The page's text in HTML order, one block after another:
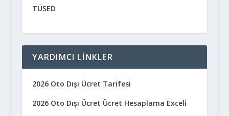
TÜSED
YARDIMCI LINKLER
2026 Oto Dışı Ücret Tarifesi
2026 Oto Dışı Ücret Ücret Hesaplama Exceli